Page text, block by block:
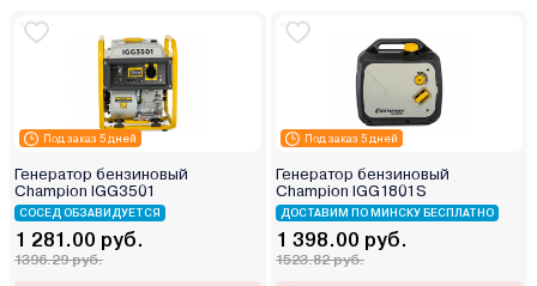
Под заказ 5 дней
Генератор бензиновый
Champion IGG3501
СОСЕД ОБЗАВИДУЕТСЯ
1 281.00 руб.
1396.29 руб.
Под заказ 5 дней
Генератор бензиновый
Champion IGG1801S
ДОСТАВИМ ПО МИНСКУ БЕСПЛАТНО
1 398.00 руб.
1523.82 руб.